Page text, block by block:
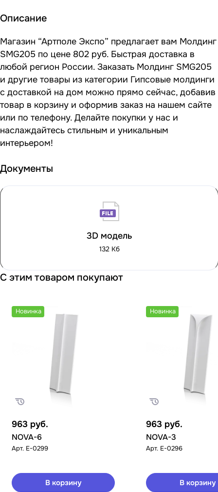
Описание
Магазин “Артполе Экспо” предлагает вам Молдинг
SMG205 по цене 802 руб. Быстрая доставка в
любой регион России. Заказать Молдинг SMG205
и другие товары из категории Гипсовые молдинги
с доставкой на дом можно прямо сейчас, добавив
товар в корзину и оформив заказ на нашем сайте
или по телефону. Делайте покупки у нас и
наслаждайтесь стильным и уникальным
интерьером!
Документы
3D модель
132 Кб
С этим товаром покупают
Новинка
963 руб.
NOVA-6
Арт. E-0299
В корзину
Новинка
963 руб.
NOVA-3
Арт. E-0296
В корзину